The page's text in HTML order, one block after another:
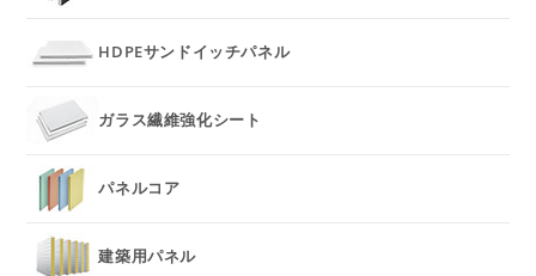
HDPEサンドイッチパネル
ガラス繊維強化シート
パネルコア
建築用パネル